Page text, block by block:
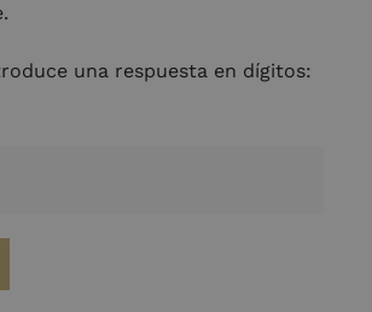
una respuesta en dígitos: